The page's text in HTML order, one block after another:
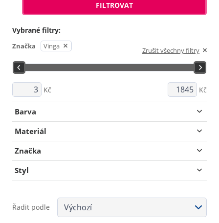
Kč Kč
Barva
Materiál
Značka
Styl
FILTROVAT
Vybrané filtry:
Značka Vinga Zrušit všechny filtry
Řadit podle